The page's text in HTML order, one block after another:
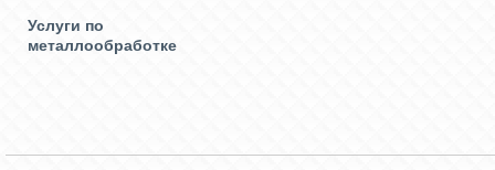
Услуги по
металлообработке